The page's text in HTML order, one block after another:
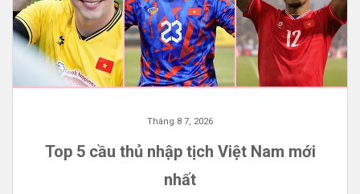
Tháng 8 7, 2026
Top 5 cầu thủ nhập tịch Việt Nam mới
nhất